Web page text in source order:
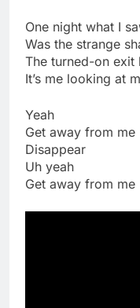
One night what I
Was the strange
The turned-on exit
It’s me looking at
Yeah
Get away from me
Disappear
Uh yeah
Get away from me